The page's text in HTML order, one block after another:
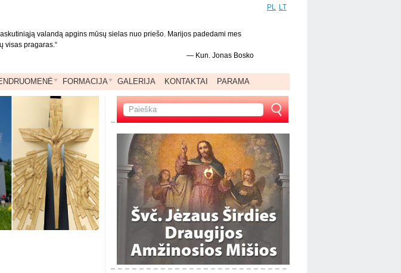
LT
PL
valandą apgins mūsų sielas nuo priešo. Marijos padedami mes
visas pragaras.“
— Kun. Jonas Bosko
FORMACIJA GALERIJA KONTAKTAI PARAMA